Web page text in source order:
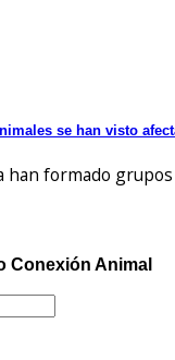
se han visto
han formado
Conexión Animal